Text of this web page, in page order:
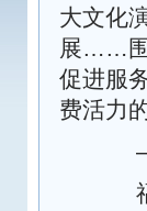
大文化
展……围
促进服
费活力
福